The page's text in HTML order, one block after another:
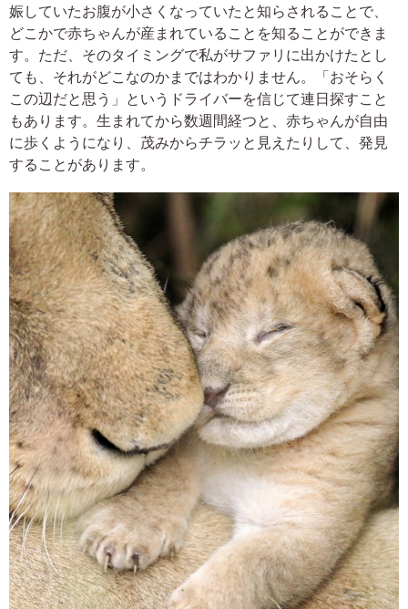
娠していたお腹が小さくなっていたと知らされることで、
どこかで赤ちゃんが産まれていることを知ることができま
す。ただ、そのタイミングで私がサファリに出かけたとし
ても、それがどこなのかまではわかりません。「おそらく
この辺だと思う」というドライバーを信じて連日探すこと
もあります。生まれてから数週間経つと、赤ちゃんが自由
に歩くようになり、茂みからチラッと見えたりして、発見
することがあります。